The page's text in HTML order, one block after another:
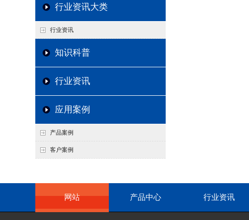
行业资讯大类
行业资讯
知识科普
行业资讯
应用案例
产品案例
客户案例
网站 产品中心 行业资讯